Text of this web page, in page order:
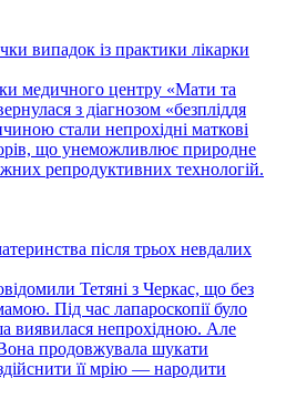
випадок із практики лікарки
медичного центру «Мати та
з діагнозом «безпліддя
стали непрохідні маткові
що унеможливлює природне
репродуктивних технологій.
після трьох невдалих
Тетяні з Черкас, що без
Під час лапароскопії було
виявилася непрохідною. Але
продовжувала шукати
її мрію — народити